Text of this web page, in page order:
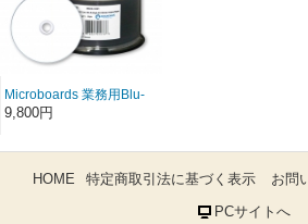
Microboards 業務用Blu-
ray Disc 25GB(1〜6倍
9,800円
HOME 特定商取引法に基づく表示 お問
PCサイトへ